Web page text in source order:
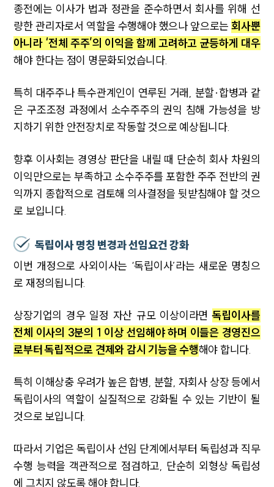
종전에는 이사가 법과 정관을 준수하면서 회사를 위해 선
량한 관리자로서 역할을 수행해야 했으나 앞으로는회사뿐
아니라 ‘전체 주주’의 이익을 함께 고려하고 균등하게 대우
해야 한다는 점이 명문화되었습니다.
특히 대주주나 특수관계인이 연루된 거래, 분할·합병과 같
은 구조조정 과정에서 소수주주의 권익 침해 가능성을 방
지하기 위한 안전장치로 작동할 것으로 예상됩니다.
향후 이사회는 경영상 판단을 내릴 때 단순히 회사 차원의
이익만으로는 부족하고 소수주주를 포함한 주주 전반의 권
익까지 종합적으로 검토해 의사결정을 뒷받침해야 할 것으
로 보입니다.
독립이사 명칭 변경과 선임요건 강화
이번 개정으로 사외이사는 ‘독립이사’라는 새로운 명칭으
로 재정의됩니다.
상장기업의 경우 일정 자산 규모 이상이라면독립이사를
전체 이사의 3분의 1 이상 선임해야 하며 이들은 경영진으
로부터 독립적으로 견제와 감시 기능을 수행해야 합니다.
특히 이해상충 우려가 높은 합병, 분할, 자회사 상장 등에서
독립이사의 역할이 실질적으로 강화될 수 있는 기반이 될
것으로 보입니다.
따라서 기업은 독립이사 선임 단계에서부터 독립성과 직무
수행 능력을 객관적으로 점검하고, 단순히 외형상 독립성
에 그치지 않도록 해야 합니다.